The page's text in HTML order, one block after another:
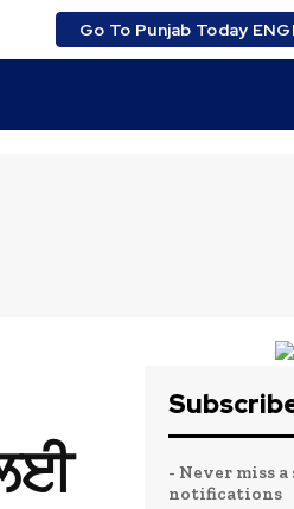
Go To Punjab Today
- Never miss
notifications